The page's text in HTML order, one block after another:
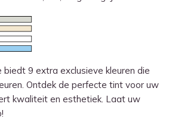
9 extra exclusieve kleuren die
Ontdek de perfecte tint voor uw
kwaliteit en esthetiek. Laat uw